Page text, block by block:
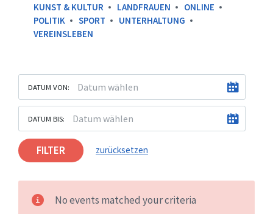
KUNST & KULTUR
LANDFRAUEN
ONLINE
POLITIK
SPORT
UNTERHALTUNG
VEREINSLEBEN
DATUM VON:
DATUM BIS:
FILTER zurücksetzen
No events matched your criteria